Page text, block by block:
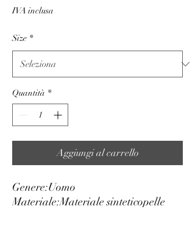
IVA inclusa
Size *
Quantità *
Aggiungi al carrello
Genere:Uomo
Materiale:Materiale sinteticopelle